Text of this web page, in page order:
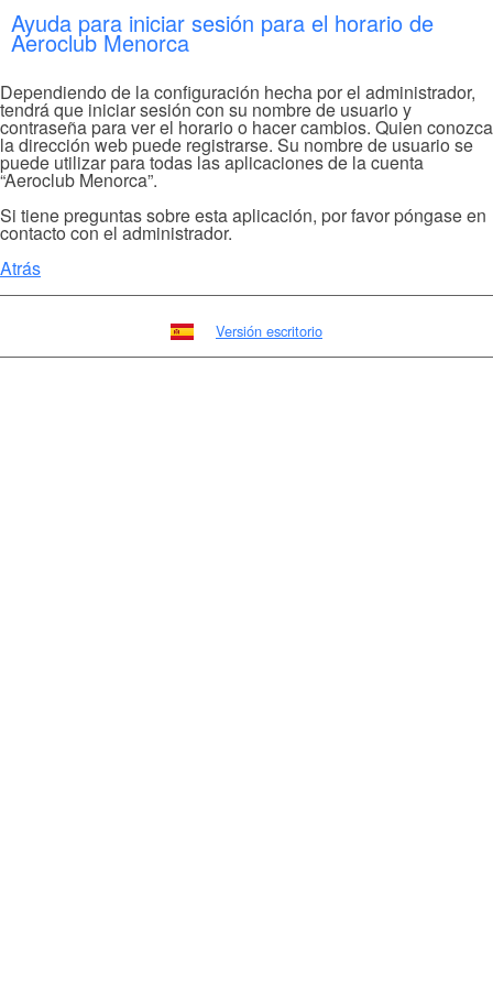
Ayuda para iniciar sesión para el horario de
Aeroclub Menorca
Dependiendo de la configuración hecha por el administrador,
tendrá que iniciar sesión con su nombre de usuario y
contraseña para ver el horario o hacer cambios. Quien conozca
la dirección web puede registrarse. Su nombre de usuario se
puede utilizar para todas las aplicaciones de la cuenta
“Aeroclub Menorca”.
Si tiene preguntas sobre esta aplicación, por favor póngase en
contacto con el administrador.
Atrás
Versión escritorio